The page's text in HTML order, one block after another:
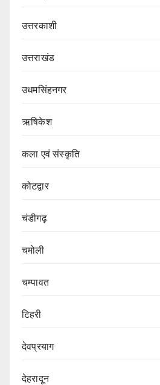
उत्तरकाशी
उत्तराखंड
उधमसिंहनगर
ऋषिकेश
कला एवं संस्कृति
कोटद्वार
चंडीगढ़
चमोली
चम्पावत
टिहरी
देवप्रयाग
देहरादून